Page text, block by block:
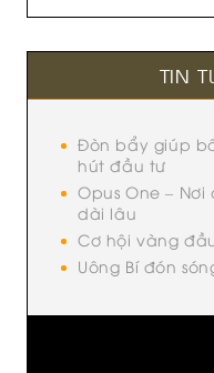
TIN
Đòn bẩy giúp
hút đầu tư
Opus One –
dài lâu
Cơ hội vàng
Uông Bí đón